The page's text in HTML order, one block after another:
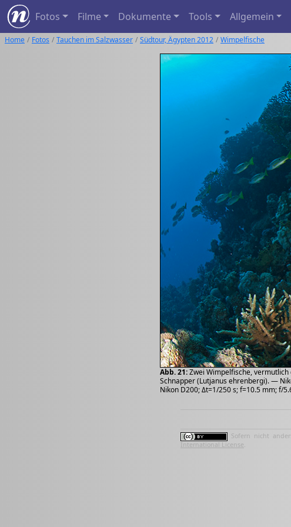
Fotos Filme Dokumente Tools Allgemein
Home Fotos Tauchen im Salzwasser Südtour, Ägypten 2012 Wimpelfische
Abb. 21:Zwei Wimpelfische,
Schnapper (Lutjanus ehrenbergi). —
Nikon D200; Δt=1/250 s; f=10.5 mm; f/
Sofern nicht
International License